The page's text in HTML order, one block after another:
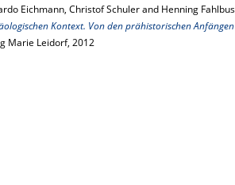
Eichmann, Christof Schuler and Henning
Kontext. Von den prähistorischen
Marie Leidorf, 2012